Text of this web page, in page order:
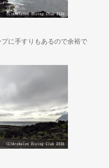
に手すりもあるので余裕で